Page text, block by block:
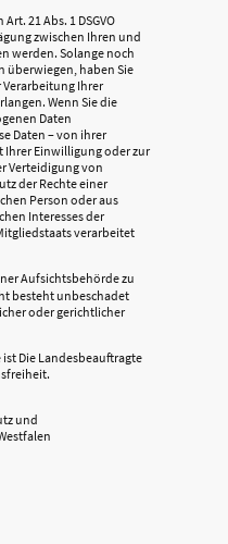
21 Abs. 1 DSGVO
zwischen Ihren und
werden. Solange noch
überwiegen, haben Sie
Verarbeitung Ihrer
Wenn Sie die
Daten
Daten – von ihrer
Ihrer Einwilligung oder zur
Verteidigung von
der Rechte einer
Person oder aus
Interesses der
verarbeitet
Aufsichtsbehörde zu
besteht unbeschadet
oder gerichtlicher
Die Landesbeauftragte
und